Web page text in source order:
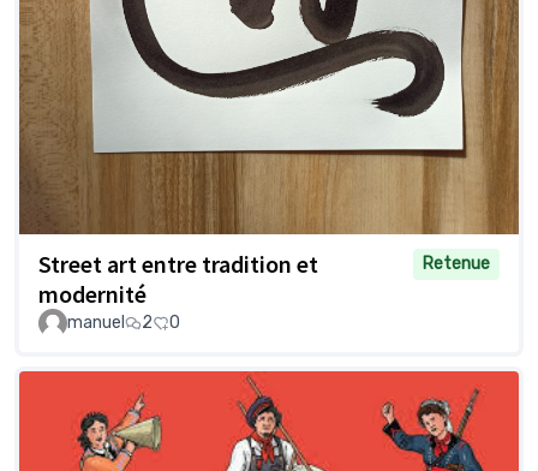
Street art entre tradition et
modernité
Retenue
manuel 2 0